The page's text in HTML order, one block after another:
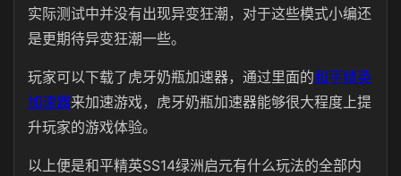
实际测试中并没有出现异变狂潮，对于这些模式小编还
是更期待异变狂潮一些。
玩家可以下载了虎牙奶瓶加速器，通过里面的和平精英
加速器来加速游戏，虎牙奶瓶加速器能够很大程度上提
升玩家的游戏体验。
以上便是和平精英SS14绿洲启元有什么玩法的全部内